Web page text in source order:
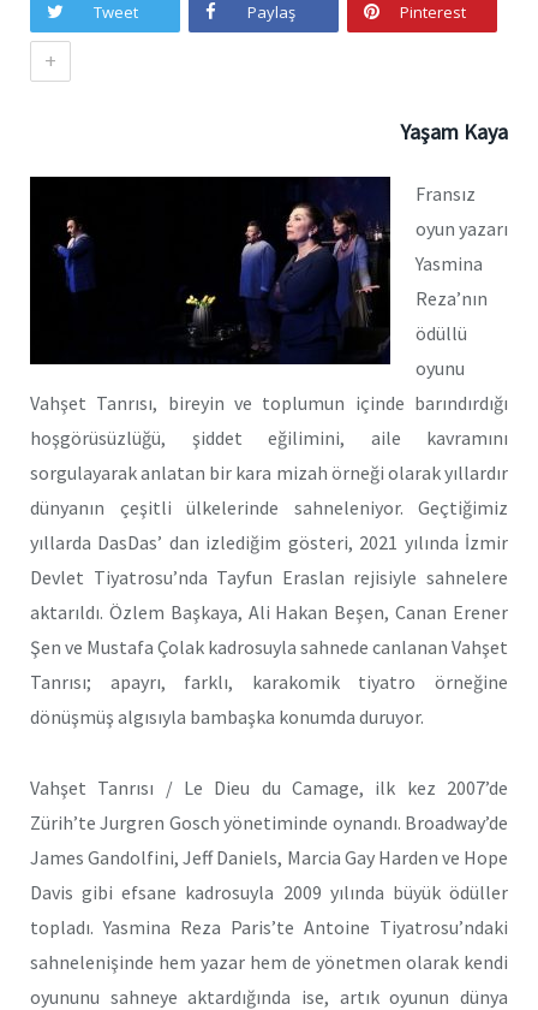
Tweet Paylaş Pinterest
+
Yaşam Kaya
Fransız
oyun yazarı
Yasmina
Reza’nın
ödüllü
oyunu
Vahşet Tanrısı, bireyin ve toplumun içinde barındırdığı
hoşgörüsüzlüğü, şiddet eğilimini, aile kavramını
sorgulayarak anlatan bir kara mizah örneği olarak yıllardır
dünyanın çeşitli ülkelerinde sahneleniyor. Geçtiğimiz
yıllarda DasDas’ dan izlediğim gösteri, 2021 yılında İzmir
Devlet Tiyatrosu’nda Tayfun Eraslan rejisiyle sahnelere
aktarıldı. Özlem Başkaya, Ali Hakan Beşen, Canan Erener
Şen ve Mustafa Çolak kadrosuyla sahnede canlanan Vahşet
Tanrısı; apayrı, farklı, karakomik tiyatro örneğine
dönüşmüş algısıyla bambaşka konumda duruyor.
Vahşet Tanrısı / Le Dieu du Camage, ilk kez 2007’de
Zürih’te Jurgren Gosch yönetiminde oynandı. Broadway’de
James Gandolfini, Jeff Daniels, Marcia Gay Harden ve Hope
Davis gibi efsane kadrosuyla 2009 yılında büyük ödüller
topladı. Yasmina Reza Paris’te Antoine Tiyatrosu’ndaki
sahnelenişinde hem yazar hem de yönetmen olarak kendi
oyununu sahneye aktardığında ise, artık oyunun dünya